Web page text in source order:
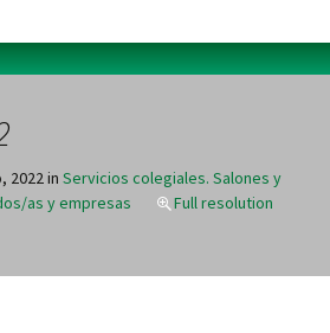
2022in Servicios colegiales. Salones y
as y empresas
Full resolution